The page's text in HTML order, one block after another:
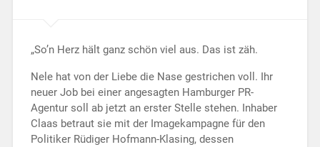
„So’n Herz hält ganz schön viel aus. Das ist zäh.
Nele hat von der Liebe die Nase gestrichen voll. Ihr
neuer Job bei einer angesagten Hamburger PR-
Agentur soll ab jetzt an erster Stelle stehen. Inhaber
Claas betraut sie mit der Imagekampagne für den
Politiker Rüdiger Hofmann-Klasing, dessen